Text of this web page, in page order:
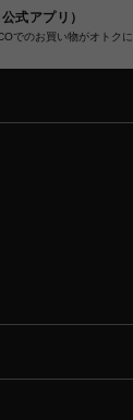
式アプリ）
でのお買い物がオトクに